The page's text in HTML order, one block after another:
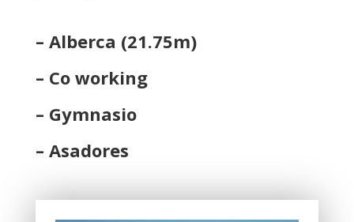
– Alberca (21.75m)
– Co working
– Gymnasio
– Asadores